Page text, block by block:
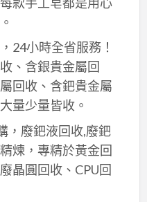
24小時全省服務！
、含銀貴金屬回
回收、含鈀貴金屬
量少量皆收。
，廢鈀液回收,廢鈀
精煉，專精於黃金回
晶圓回收、CPU回